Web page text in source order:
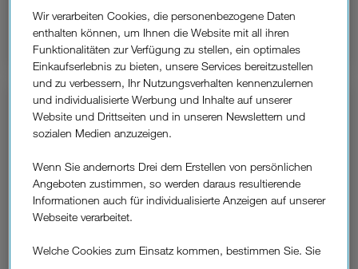
Mehr erfahren
Wir verarbeiten Cookies, die personenbezogene Daten
enthalten können, um Ihnen die Website mit all ihren
Funktionalitäten zur Verfügung zu stellen, ein optimales
Einkaufserlebnis zu bieten, unsere Services bereitzustellen
und zu verbessern, Ihr Nutzungsverhalten kennenzulernen
und individualisierte Werbung und Inhalte auf unserer
Website und Drittseiten und in unseren Newslettern und
sozialen Medien anzuzeigen.
Wenn Sie andernorts Drei dem Erstellen von persönlichen
Angeboten zustimmen, so werden daraus resultierende
Informationen auch für individualisierte Anzeigen auf unserer
Webseite verarbeitet.
Welche Cookies zum Einsatz kommen, bestimmen Sie. Sie